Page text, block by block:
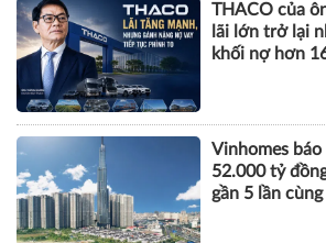
THACO của
lãi lớn trở lại
khối nợ hơn
Vinhomes
52.000 tỷ
gần 5 lần